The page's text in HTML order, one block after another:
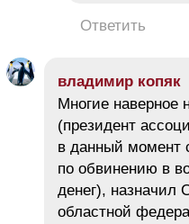
Ответить
владимир копяк
Многие наверное
(президент
в данный момент
по обвинению в
денег), назначил
областной